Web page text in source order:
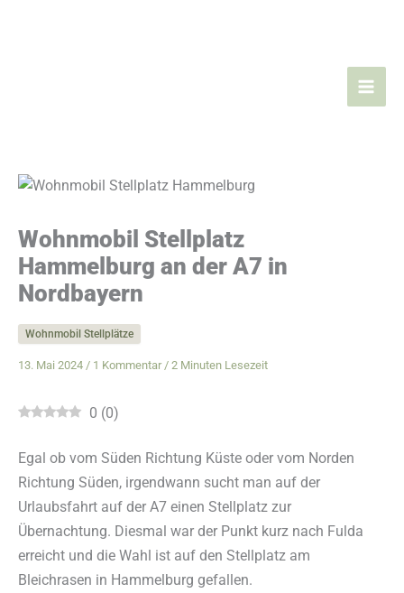
Wohnmobil Stellplatz
Hammelburg an der A7 in
Nordbayern
Wohnmobil Stellplätze
13. Mai 2024 / 1 Kommentar / 2 Minuten Lesezeit
0 (0)
Egal ob vom Süden Richtung Küste oder vom Norden
Richtung Süden, irgendwann sucht man auf der
Urlaubsfahrt auf der A7 einen Stellplatz zur
Übernachtung. Diesmal war der Punkt kurz nach Fulda
erreicht und die Wahl ist auf den Stellplatz am
Bleichrasen in Hammelburg gefallen.